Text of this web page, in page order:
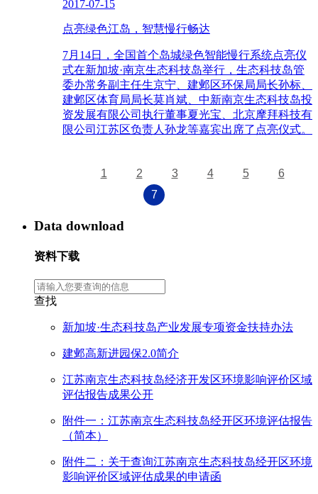
2017-07-15
点亮绿色江岛，智慧慢行畅达
7月14日，全国首个岛城绿色智能慢行系统点亮仪
式在新加坡·南京生态科技岛举行，生态科技岛管
委办常务副主任生京宁、建邺区环保局局长孙标、
建邺区体育局局长莫肖斌、中新南京生态科技岛投
资发展有限公司执行董事夏光宝、北京摩拜科技有
限公司江苏区负责人孙龙等嘉宾出席了点亮仪式。
1 2 3 4 5
6
7
Data download
资料下载
查找
新加坡·生态科技岛产业发展专项资金扶持办法
建邺高新进园保2.0简介
江苏南京生态科技岛经济开发区环境影响评价区域
评估报告成果公开
附件一：江苏南京生态科技岛经开区环境评估报告
（简本）
附件二：关于查询江苏南京生态科技岛经开区环境
影响评价区域评估成果的申请函